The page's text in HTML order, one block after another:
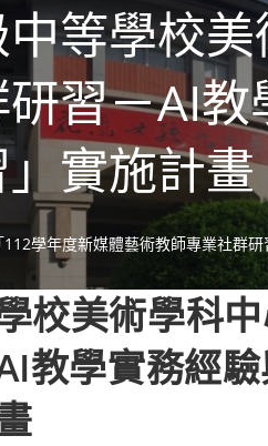
等學校
習－AI
實施計畫
學年度新媒體藝術教師專業社群
校美術學科
教學實務經